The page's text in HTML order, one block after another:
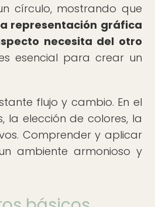
círculo, mostrando que
representación gráfica
necesita del otro
esencial para crear un
flujo y cambio. En el
la elección de colores, la
Comprender y aplicar
ambiente armonioso y